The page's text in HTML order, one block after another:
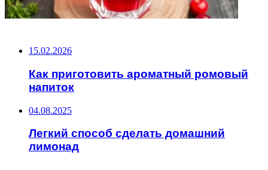
15.02.2026
Как приготовить ароматный ромовый
напиток
04.08.2025
Легкий способ сделать домашний
лимонад